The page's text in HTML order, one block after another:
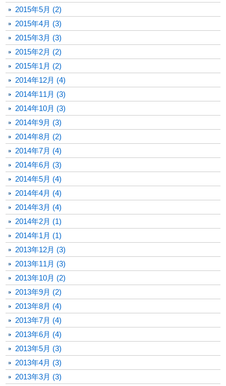
2015年5月 (2)
2015年4月 (3)
2015年3月 (3)
2015年2月 (2)
2015年1月 (2)
2014年12月 (4)
2014年11月 (3)
2014年10月 (3)
2014年9月 (3)
2014年8月 (2)
2014年7月 (4)
2014年6月 (3)
2014年5月 (4)
2014年4月 (4)
2014年3月 (4)
2014年2月 (1)
2014年1月 (1)
2013年12月 (3)
2013年11月 (3)
2013年10月 (2)
2013年9月 (2)
2013年8月 (4)
2013年7月 (4)
2013年6月 (4)
2013年5月 (3)
2013年4月 (3)
2013年3月 (3)